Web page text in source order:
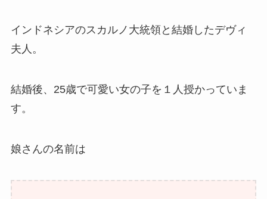
インドネシアのスカルノ大統領と結婚したデヴィ
夫人。
結婚後、25歳で可愛い女の子を１人授かっていま
す。
娘さんの名前は